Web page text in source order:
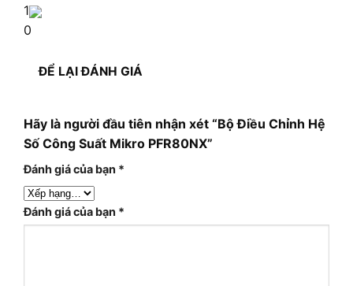
1
0
ĐỂ LẠI ĐÁNH GIÁ
Hãy là người đầu tiên nhận xét “Bộ Điều Chỉnh Hệ
Số Công Suất Mikro PFR80NX”
Đánh giá của bạn *
Đánh giá của bạn *